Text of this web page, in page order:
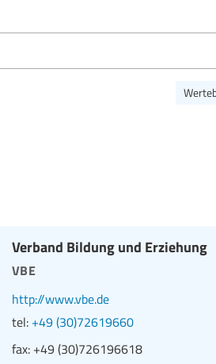
Verband Bildung und Erziehung
vbe
http://www.vbe.de
tel: +49 (30)72619660
fax: +49 (30)726196618